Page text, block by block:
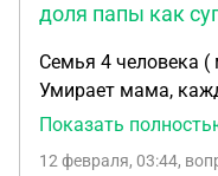
доля папы как
Семья 4 человека ( мама/
Умирает мама, каждый член семьи получает
приблизительно сын16%, дочь16% и папа 16% -
Показать
12 февраля, 03:44,